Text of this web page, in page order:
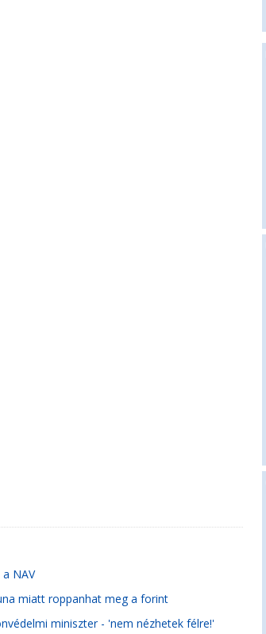
NAV
miatt roppanhat meg a forint
miniszter - 'nem nézhetek félre!'